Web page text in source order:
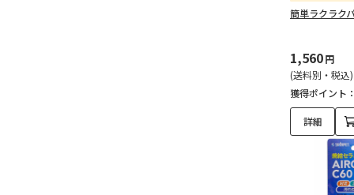
簡単ラクラク
1,560円
(送料別・税込)
獲得ポイント
詳細